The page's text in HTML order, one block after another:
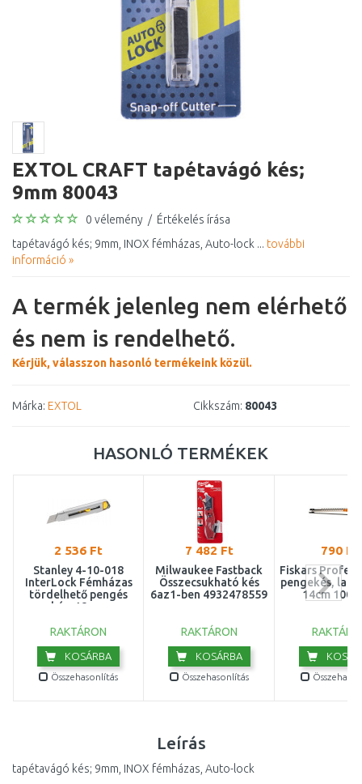
EXTOL CRAFT tapétavágó kés;
9mm 80043
0 vélemény / Értékelés írása
tapétavágó kés; 9mm, INOX fémházas, Auto-lock ... további
információ »
A termék jelenleg nem elérhető
és nem is rendelhető.
Kérjük, válasszon hasonló termékeink közül.
Márka: EXTOL Cikkszám: 80043
HASONLÓ TERMÉKEK
2 536 Ft
Stanley 4-10-018
InterLock Fémházas
tördelhető pengés
kés, 18mm
RAKTÁRON
KOSÁRBA
Összehasonlítás
7 482 Ft
Milwaukee Fastback
Összecsukható kés
6az1-ben 4932478559
RAKTÁRON
KOSÁRBA
Összehasonlítás
790 Ft
Fiskars
pengekés,
14cm
Leírás
tapétavágó kés; 9mm, INOX fémházas, Auto-lock